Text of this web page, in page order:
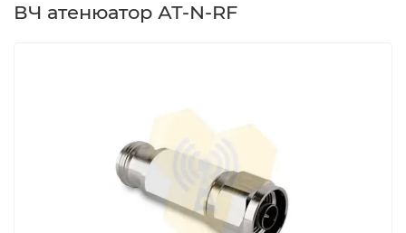
ВЧ атенюатор АТ-N-RF